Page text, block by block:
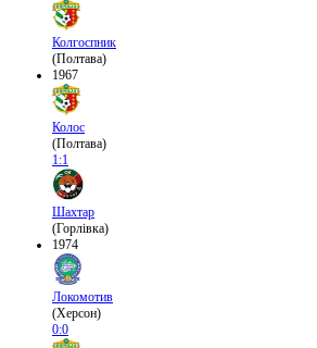
Колгоспник
(Полтава)
1967
Колос
(Полтава)
1:1
Шахтар
(Горлівка)
1974
Локомотив
(Херсон)
0:0